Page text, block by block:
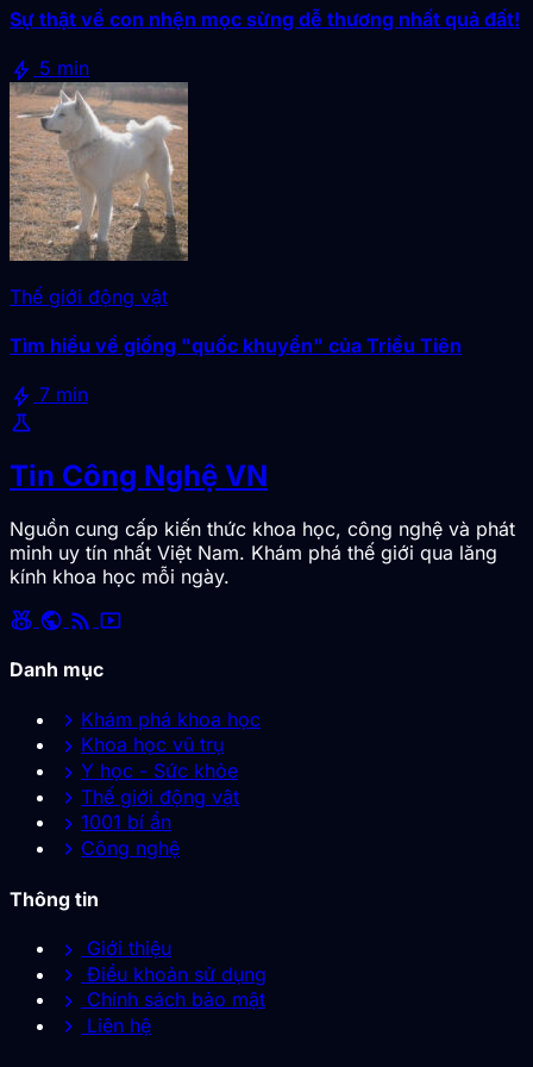
Sự thật về con nhện mọc sừng dễ thương nhất quả đất!
bolt 5 min
Thế giới động vật
Tìm hiểu về giống "quốc khuyển" của Triều Tiên
bolt 7 min
science
Tin Công Nghệ VN
Nguồn cung cấp kiến thức khoa học, công nghệ và phát
minh uy tín nhất Việt Nam. Khám phá thế giới qua lăng
kính khoa học mỗi ngày.
social_leaderboard public rss_feed smart_display
Danh mục
chevron_right Khám phá khoa học
chevron_right Khoa học vũ trụ
chevron_right Y học - Sức khỏe
chevron_right Thế giới động vật
chevron_right 1001 bí ẩn
chevron_right Công nghệ
Thông tin
chevron_right Giới thiệu
chevron_right Điều khoản sử dụng
chevron_right Chính sách bảo mật
chevron_right Liên hệ